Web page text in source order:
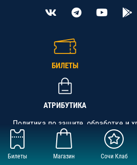
Билеты Магазин Сочи Клаб
БИЛЕТЫ
АТРИБУТИКА
Политика по защите, обработке и
данных
АНО «СК «Кубань-Регион»,